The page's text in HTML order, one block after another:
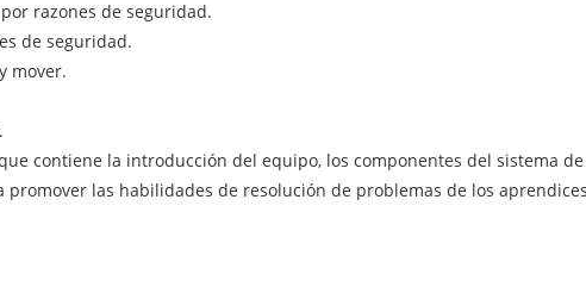
razones de seguridad.
de seguridad.
mover.
contiene la introducción del equipo, los componentes del sistema
las habilidades de resolución de problemas de los